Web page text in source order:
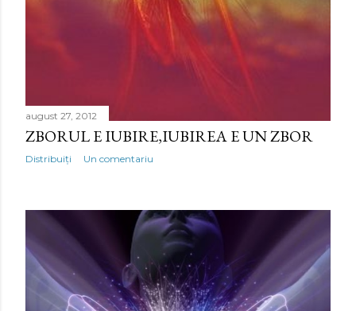
august 27, 2012
ZBORUL E IUBIRE,IUBIREA E UN ZBOR
Distribuiți Un comentariu